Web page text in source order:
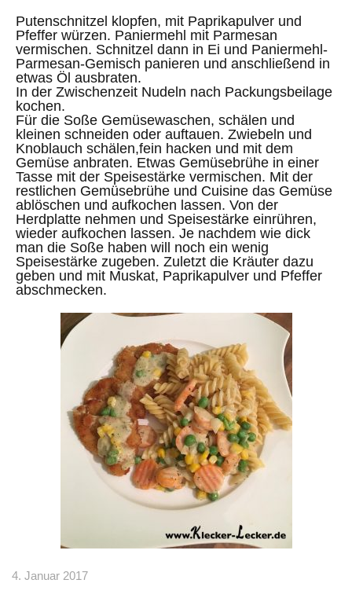
Putenschnitzel klopfen, mit Paprikapulver und
Pfeffer würzen. Paniermehl mit Parmesan
vermischen. Schnitzel dann in Ei und Paniermehl-
Parmesan-Gemisch panieren und anschließend in
etwas Öl ausbraten.
In der Zwischenzeit Nudeln nach Packungsbeilage
kochen.
Für die Soße Gemüsewaschen, schälen und
kleinen schneiden oder auftauen. Zwiebeln und
Knoblauch schälen,fein hacken und mit dem
Gemüse anbraten. Etwas Gemüsebrühe in einer
Tasse mit der Speisestärke vermischen. Mit der
restlichen Gemüsebrühe und Cuisine das Gemüse
ablöschen und aufkochen lassen. Von der
Herdplatte nehmen und Speisestärke einrühren,
wieder aufkochen lassen. Je nachdem wie dick
man die Soße haben will noch ein wenig
Speisestärke zugeben. Zuletzt die Kräuter dazu
geben und mit Muskat, Paprikapulver und Pfeffer
abschmecken.
4. Januar 2017